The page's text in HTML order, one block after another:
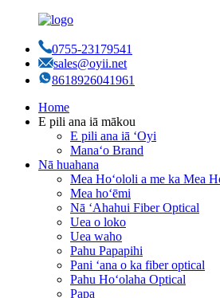
0755-23179541
sales@oyii.net
8618926041961
Home
E pili ana iā mākou
E pili ana iā ʻOyi
Manaʻo Brand
Nā huahana
Mea Hoʻololi a me ka Mea
Mea hoʻēmi
Nā ʻAhahui Fiber Optical
Uea o loko
Uea waho
Pahu Papapihi
Pani ʻana o ka fiber optical
Pahu Hoʻolaha Optical
Papa